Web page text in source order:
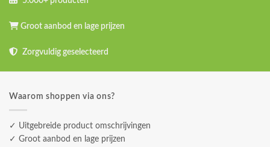
Groot aanbod en lage prijzen
Zorgvuldig geselecteerd
Waarom shoppen via ons?
✓ Uitgebreide product omschrijvingen
✓ Groot aanbod en lage prijzen